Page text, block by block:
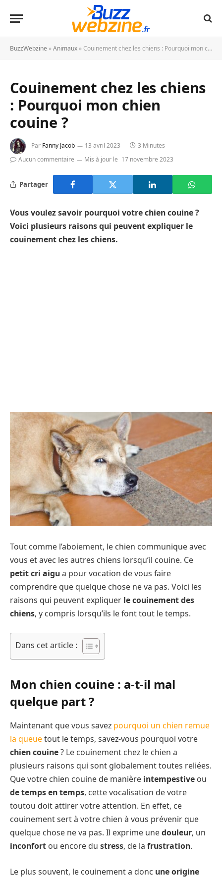
BuzzWebzine »Animaux » Couinement chez les chiens : Pourquoi mon chien couine ?
Couinement chez les chiens
: Pourquoi mon chien
couine ?
Par Fanny Jacob 13 avril 2023
3 Minutes
Aucun commentaire
Mis à jour le 17 novembre 2023
Partager
Vous voulez savoir pourquoi votre chien couine ?
Voici plusieurs raisons qui peuvent expliquer le
couinement chez les chiens.
Tout comme l’aboiement, le chien communique avec
vous et avec les autres chiens lorsqu’il couine. Ce
petit cri aigua pour vocation de vous faire
comprendre que quelque chose ne va pas. Voici les
raisons qui peuvent expliquer le couinement des
chiens, y compris lorsqu’ils le font tout le temps.
Dans cet article :
Mon chien couine : a-t-il mal
quelque part ?
Maintenant que vous savez pourquoi un chien remue
la queuetout le temps, savez-vous pourquoi votre
chien couine? Le couinement chez le chien a
plusieurs raisons qui sont globalement toutes reliées.
Que votre chien couine de manière intempestive ou
de temps en temps, cette vocalisation de votre
toutou doit attirer votre attention. En effet, ce
couinement sert à votre chien à vous prévenir que
quelque chose ne va pas. Il exprime unedouleur, un
inconfort ou encore du stress, de la frustration.
Le plus souvent, le couinement a donc une origine